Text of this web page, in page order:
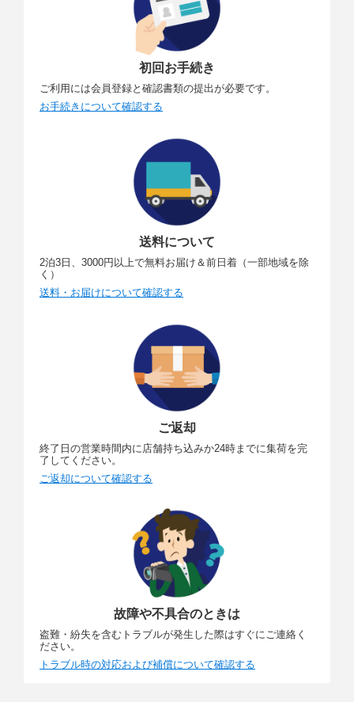
初回お手続き
ご利用には会員登録と確認書類の提出が必要です。
お手続きについて確認する
送料について
2泊3日、3000円以上で無料お届け＆前日着（一部地域を除
く）
送料・お届けについて確認する
ご返却
終了日の営業時間内に店舗持ち込みか24時までに集荷を完
了してください。
ご返却について確認する
故障や不具合のときは
盗難・紛失を含むトラブルが発生した際はすぐにご連絡く
ださい。
トラブル時の対応および補償について確認する